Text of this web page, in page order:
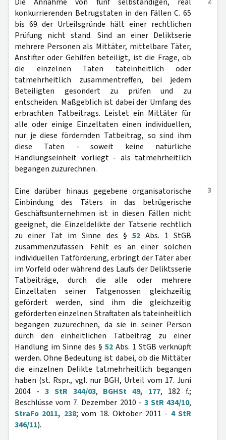
konkurrierenden Betrugstaten in den Fällen C. 65
bis 69 der Urteilsgründe hält einer rechtlichen
Prüfung nicht stand. Sind an einer Deliktserie
mehrere Personen als Mittäter, mittelbare Täter,
Anstifter oder Gehilfen beteiligt, ist die Frage, ob
die einzelnen Taten tateinheitlich oder
tatmehrheitlich zusammentreffen, bei jedem
Beteiligten gesondert zu prüfen und zu
entscheiden. Maßgeblich ist dabei der Umfang des
erbrachten Tatbeitrags. Leistet ein Mittäter für
alle oder einige Einzeltaten einen individuellen,
nur je diese fördernden Tatbeitrag, so sind ihm
diese Taten - soweit keine natürliche
Handlungseinheit vorliegt - als tatmehrheitlich
begangen zuzurechnen.
3
Eine darüber hinaus gegebene organisatorische
Einbindung des Täters in das betrügerische
Geschäftsunternehmen ist in diesen Fällen nicht
geeignet, die Einzeldelikte der Tatserie rechtlich
zu einer Tat im Sinne des § 52Abs. 1 StGB
zusammenzufassen. Fehlt es an einer solchen
individuellen Tatförderung, erbringt der Täter aber
im Vorfeld oder während des Laufs der Deliktsserie
Tatbeiträge, durch die alle oder mehrere
Einzeltaten seiner Tatgenossen gleichzeitig
gefördert werden, sind ihm die gleichzeitig
geförderten einzelnen Straftaten als tateinheitlich
begangen zuzurechnen, da sie in seiner Person
durch den einheitlichen Tatbeitrag zu einer
Handlung im Sinne des § 52 Abs. 1 StGB verknüpft
werden. Ohne Bedeutung ist dabei, ob die Mittäter
die einzelnen Delikte tatmehrheitlich begangen
haben (st. Rspr., vgl. nur BGH, Urteil vom 17. Juni
2004 - 3 StR 344/03, BGHSt 49, 177, 182 f.;
Beschlüsse vom 7. Dezember 2010 - 3 StR 434/10,
StraFo 2011, 238; vom 18. Oktober 2011 - 4 StR
346/11).